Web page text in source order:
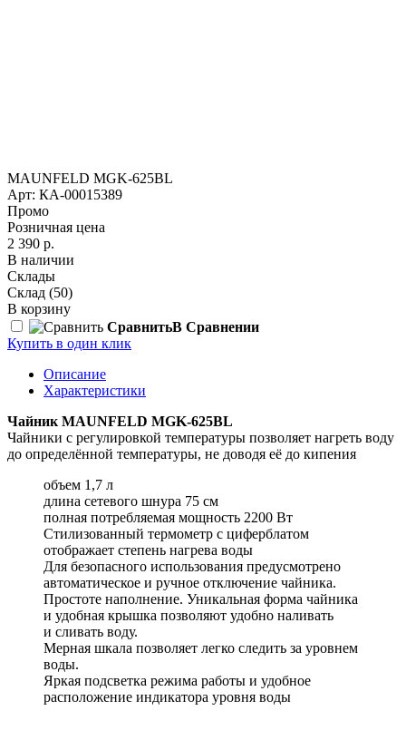
MAUNFELD MGK-625BL
Арт: КА-00015389
Промо
Розничная цена
2 390 р.
В наличии
Склады
Склад (50)
В корзину
СравнитьВ Сравнении
Купить в один клик
Описание
Характеристики
Чайник MAUNFELD MGK-625BL
Чайники с регулировкой температуры позволяет нагреть воду
до определённой температуры, не доводя её до кипения
объем 1,7 л
длина сетевого шнура 75 см
полная потребляемая мощность 2200 Вт
Стилизованный термометр с циферблатом
отображает степень нагрева воды
Для безопасного использования предусмотрено
автоматическое и ручное отключение чайника.
Простоте наполнение. Уникальная форма чайника
и удобная крышка позволяют удобно наливать
и сливать воду.
Мерная шкала позволяет легко следить за уровнем
воды.
Яркая подсветка режима работы и удобное
расположение индикатора уровня воды